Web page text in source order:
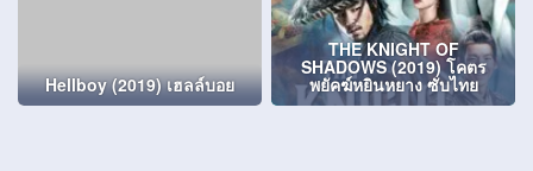
Hellboy (2019) เฮลล์บอย
THE KNIGHT OF
SHADOWS (2019) โคตร
พยัคฆ์หยินหยาง ซับไทย